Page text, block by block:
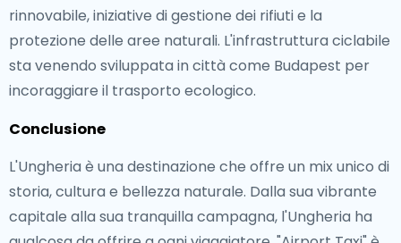
rinnovabile, iniziative di gestione dei rifiuti e la
protezione delle aree naturali. L'infrastruttura ciclabile
sta venendo sviluppata in città come Budapest per
incoraggiare il trasporto ecologico.
Conclusione
L'Ungheria è una destinazione che offre un mix unico di
storia, cultura e bellezza naturale. Dalla sua vibrante
capitale alla sua tranquilla campagna, l'Ungheria ha